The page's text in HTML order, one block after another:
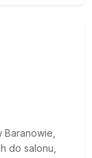
do salonu,